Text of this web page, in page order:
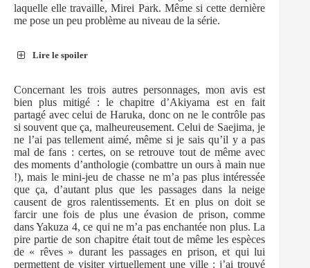
laquelle elle travaille, Mirei Park. Même si cette dernière
me pose un peu problème au niveau de la série.
Lire le spoiler
Concernant les trois autres personnages, mon avis est
bien plus mitigé : le chapitre d’Akiyama est en fait
partagé avec celui de Haruka, donc on ne le contrôle pas
si souvent que ça, malheureusement. Celui de Saejima, je
ne l’ai pas tellement aimé, même si je sais qu’il y a pas
mal de fans : certes, on se retrouve tout de même avec
des moments d’anthologie (combattre un ours à main nue
!), mais le mini-jeu de chasse ne m’a pas plus intéressée
que ça, d’autant plus que les passages dans la neige
causent de gros ralentissements. Et en plus on doit se
farcir une fois de plus une évasion de prison, comme
dans Yakuza 4, ce qui ne m’a pas enchantée non plus. La
pire partie de son chapitre était tout de même les espèces
de « rêves » durant les passages en prison, et qui lui
permettent de visiter virtuellement une ville : j’ai trouvé